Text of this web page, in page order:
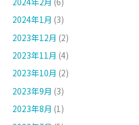
2024年1月 (3)
2023年12月 (2)
2023年11月 (4)
2023年10月 (2)
2023年9月 (3)
2023年8月 (1)